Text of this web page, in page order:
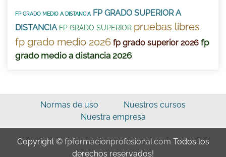
FP GRADO MEDIO A DISTANCIA FP GRADO SUPERIOR A
DISTANCIA FP GRADO SUPERIOR pruebas libres
fp grado medio 2026 fp grado superior 2026 fp
grado medio a distancia 2026
Normas de uso
Nuestros cursos
Nuestra empresa
Copyright © fpformacionprofesional.com Todos los
derechos reservados!